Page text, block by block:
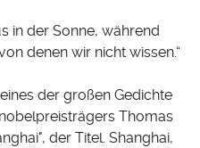
in der Sonne, während
denen wir nicht wissen.“
der großen Gedichte
Thomas
der Titel. Shanghai,